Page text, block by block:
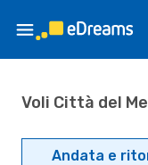
Voli Città del
Andata e